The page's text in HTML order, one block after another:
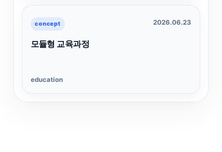
concept 2026.06.23
모듈형 교육과정
education